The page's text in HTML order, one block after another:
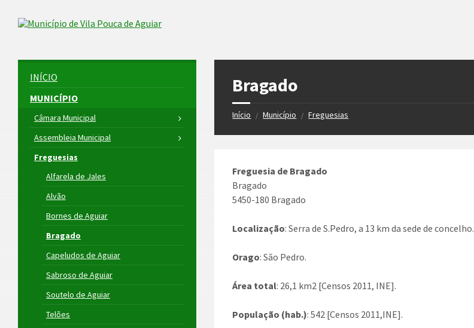
Skip to content
right
footer
Bragado
Início / Município / Freguesias
Freguesia de Bragado
Bragado
5450-180 Bragado
Localização: Serra de S.Pedro, a 13 km da sede de concelho.
Orago: São Pedro.
Área total: 26,1 km2 [Censos 2011, INE].
População (hab.): 542 [Censos 2011,INE].
INÍCIO
MUNICÍPIO
Câmara Municipal
Assembleia Municipal
Freguesias
Alfarela de Jales
Alvão
Bornes de Aguiar
Bragado
Capeludos de Aguiar
Sabroso de Aguiar
Soutelo de Aguiar
Telões